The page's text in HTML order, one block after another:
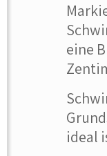
eine
ideal